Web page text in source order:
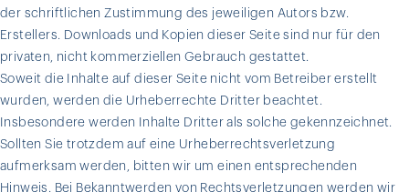
der schriftlichen Zustimmung des jeweiligen Autors bzw.
Erstellers. Downloads und Kopien dieser Seite sind nur für den
privaten, nicht kommerziellen Gebrauch gestattet.
Soweit die Inhalte auf dieser Seite nicht vom Betreiber erstellt
wurden, werden die Urheberrechte Dritter beachtet.
Insbesondere werden Inhalte Dritter als solche gekennzeichnet.
Sollten Sie trotzdem auf eine Urheberrechtsverletzung
aufmerksam werden, bitten wir um einen entsprechenden
Hinweis. Bei Bekanntwerden von Rechtsverletzungen werden wir